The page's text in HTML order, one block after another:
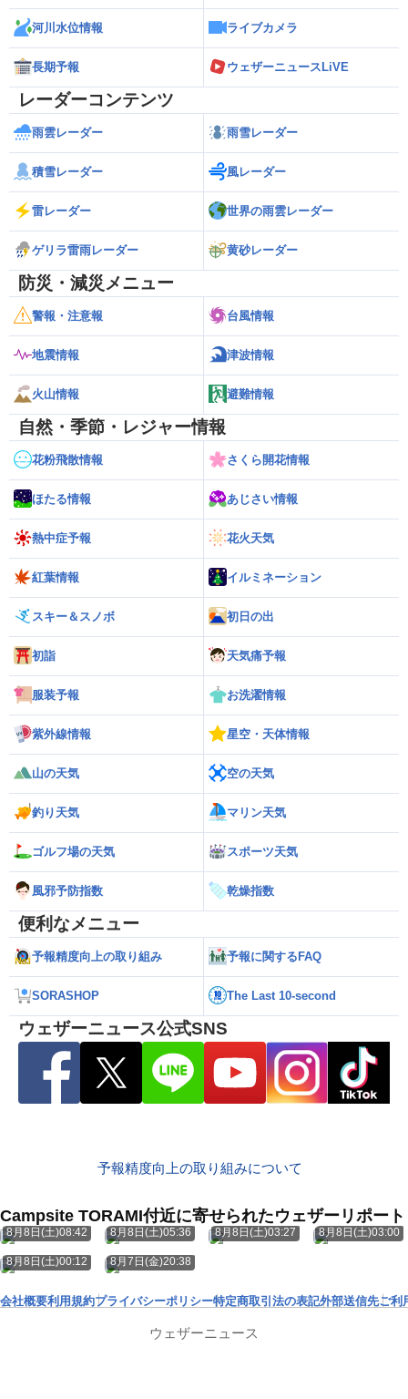
河川水位情報 ライブカメラ
長期予報 ウェザーニュースLiVE
レーダーコンテンツ
雨雲レーダー 雨雪レーダー
積雪レーダー 風レーダー
雷レーダー 世界の雨雲レーダー
ゲリラ雷雨レーダー 黄砂レーダー
防災・減災メニュー
警報・注意報 台風情報
地震情報 津波情報
火山情報 避難情報
自然・季節・レジャー情報
花粉飛散情報 さくら開花情報
ほたる情報 あじさい情報
熱中症予報 花火天気
紅葉情報 イルミネーション
スキー＆スノボ 初日の出
初詣 天気痛予報
服装予報 お洗濯情報
紫外線情報 星空・天体情報
山の天気 空の天気
釣り天気 マリン天気
ゴルフ場の天気 スポーツ天気
風邪予防指数 乾燥指数
便利なメニュー
予報精度向上の取り組み 予報に関するFAQ
SORASHOP The Last 10-second
ウェザーニュース公式SNS
予報精度向上の取り組みについて
Campsite TORAMI付近に寄せられたウェザーリポート
8月8日(土)08:42 8月8日(土)05:36 8月8日(土)03:27 8月8日(土)03:00
8月8日(土)00:12 8月7日(金)20:38
会社概要利用規約プライバシーポリシー特定商取引法の表記外部送信先ご利
ウェザーニュース